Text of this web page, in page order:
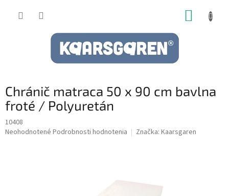
Chránič matraca 50 x 90 cm bavlna
froté / Polyuretán
10408
Priemerné
Neohodnotené Podrobnosti hodnotenia Značka: Kaarsgaren